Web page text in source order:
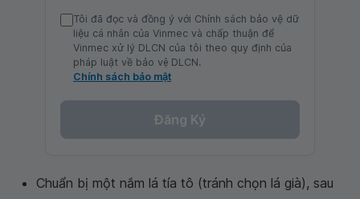
Tôi đã đọc và đồng ý với Chính sách bảo vệ dữ
liệu cá nhân của Vinmec và chấp thuận để
Vinmec xử lý DLCN của tôi theo quy định của
pháp luật về bảo vệ DLCN.
Chính sách bảo mật
Đăng Ký
Chuẩn bị một nắm lá tía tô (tránh chọn lá già), sau